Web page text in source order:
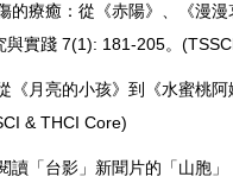
的療癒：從《赤陽》、《漫
與實踐 7(1): 181-205。
《月亮的小孩》到《水蜜桃
& THCI Core)
讀「台影」新聞片的「山胞